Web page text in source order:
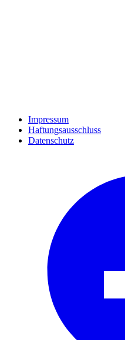
Impressum
Haftungsausschluss
Datenschutz